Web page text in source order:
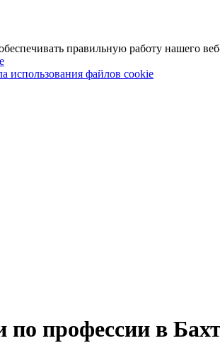
правильную работу нашего
использования файлов cookie
по профессии в